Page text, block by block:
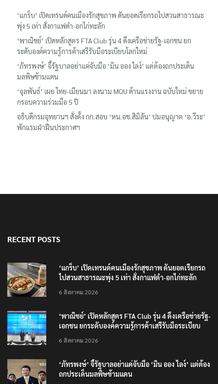
‘แกร็บ’ เปิดเทรนด์คนเมืองรักสุขภาพ ดันยอดเรียกรถไปสวนสาธารณะ
พุ่ง 5 เท่า สั่งกาแฟดำ-อกไก่ทะลัก
‘พาณิชย์’ เปิดหลักสูตร FTA Club รุ่น 4 ดึงเครือข่ายรัฐ-เอกชน ยก
ระดับองค์ความรู้การค้าเสรีรับมือระเบียบโลกใหม่
‘ภัทรพงษ์’ จี้รัฐบาลอย่าแค่จับมือ ‘มิน ออง ไลง์’ แต่ต้องถกประเด็น
มลพิษข้ามแดน
‘จุลพันธ์’ เผย ไทย-เมียนมา ลงนาม MOU ด้านแรงงาน ฉบับใหม่ ขยาย
กรอบความร่วมมือ 5 ปี
อธิบดีกรมอุทยานฯ​ สั่งตั้ง กก.สอบ ‘หน.อช.สิมิลัน’ ปมอนุญาต ‘อ.วีระ’
พักแรมฝ่าฝืนประกาศฯ
RECENT POSTS
‘แกร็บ’ เปิดเทรนด์คนเมืองรักสุขภาพ ดันยอดเรียกรถ
ไปสวนสาธารณะพุ่ง 5 เท่า สั่งกาแฟดำ-อกไก่ทะลัก
6 สิงหาคม 2026
‘พาณิชย์’ เปิดหลักสูตร FTA Club รุ่น 4 ดึงเครือข่ายรัฐ-
เอกชน ยกระดับองค์ความรู้การค้าเสรีรับมือระเบียบ
6 สิงหาคม 2026
‘ภัทรพงษ์’ จี้รัฐบาลอย่าแค่จับมือ ‘มิน ออง ไลง์’ แต่ต้อง
ถกประเด็นมลพิษข้ามแดน